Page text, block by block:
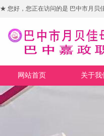
★ 您好，您正在访问的是 巴中市月贝
网站首页 关于我